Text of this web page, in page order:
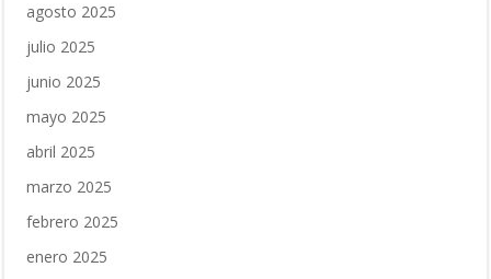
agosto 2025
julio 2025
junio 2025
mayo 2025
abril 2025
marzo 2025
febrero 2025
enero 2025